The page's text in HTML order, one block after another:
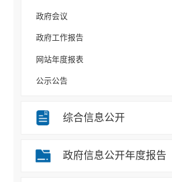
政府会议
政府工作报告
网站年度报表
公示公告
重大决策事项综合信息公开
政府信息公开年度报告